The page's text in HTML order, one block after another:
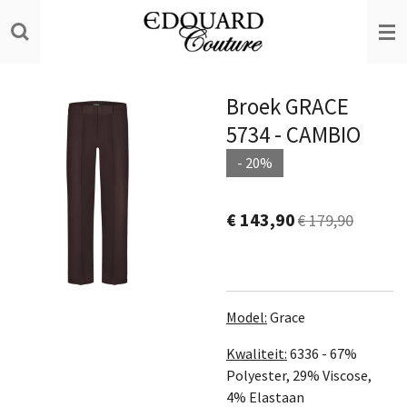
direct
hoofdinhoud
Broek GRACE
5734 - CAMBIO
- 20%
€ 143,90€ 179,90
Model: Grace
Kwaliteit: 6336 - 67%
Polyester, 29% Viscose,
4% Elastaan